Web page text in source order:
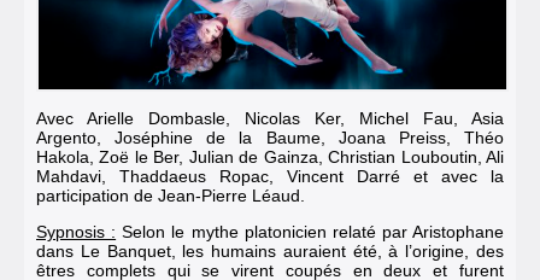
Avec Arielle Dombasle, Nicolas Ker, Michel Fau, Asia
Argento, Joséphine de la Baume, Joana Preiss, Théo
Hakola, Zoë le Ber, Julian de Gainza, Christian Louboutin, Ali
Mahdavi, Thaddaeus Ropac, Vincent Darré et avec la
participation de Jean-Pierre Léaud.
Sypnosis : Selon le mythe platonicien relaté par Aristophane
dans Le Banquet, les humains auraient été, à l’origine, des
êtres complets qui se virent coupés en deux et furent